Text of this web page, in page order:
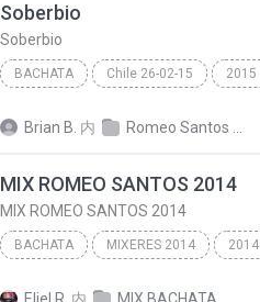
Soberbio
Soberbio
BACHATA Chile 26-02-15 2015
Brian B. 内
MIX ROMEO SANTOS 2014
MIX ROMEO SANTOS 2014
BACHATA MIXERES 2014 2014